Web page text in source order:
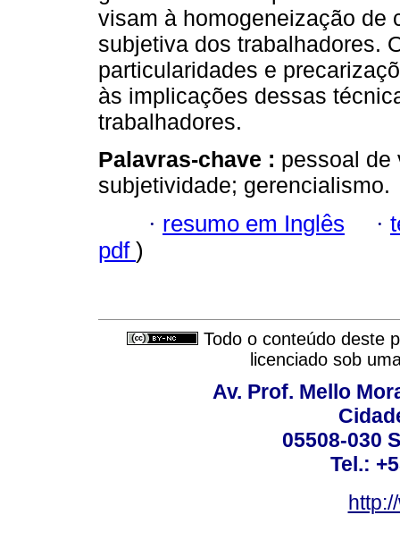
visam à homogeneização de
subjetiva dos trabalhadores.
particularidades e
às implicações dessas
trabalhadores.
Palavras-chave : pessoal de
subjetividade; gerencialismo.
· resumo em Inglês ·
pdf )
Todo o conteúdo deste
licenciado sob
Av. Prof. Mello
05508-030
Tel.: